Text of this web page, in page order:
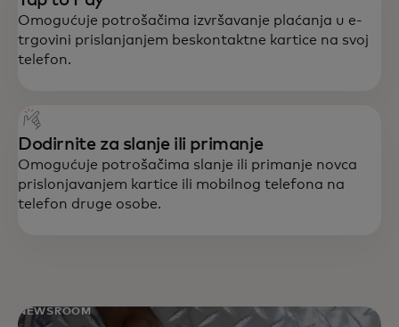
Omogućuje potrošačima izvršavanje plaćanja u e-
trgovini prislanjanjem beskontaktne kartice na svoj
telefon.
Dodirnite za slanje ili primanje
Omogućuje potrošačima slanje ili primanje novca
prislonjavanjem kartice ili mobilnog telefona na
telefon druge osobe.
NEWSROOM